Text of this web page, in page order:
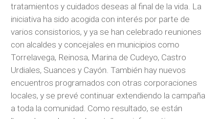
tratamientos y cuidados deseas al final de la vida. La
iniciativa ha sido acogida con interés por parte de
varios consistorios, y ya se han celebrado reuniones
con alcaldes y concejales en municipios como
Torrelavega, Reinosa, Marina de Cudeyo, Castro
Urdiales, Suances y Cayón. También hay nuevos
encuentros programados con otras corporaciones
locales, y se prevé continuar extendiendo la campaña
a toda la comunidad. Como resultado, se están